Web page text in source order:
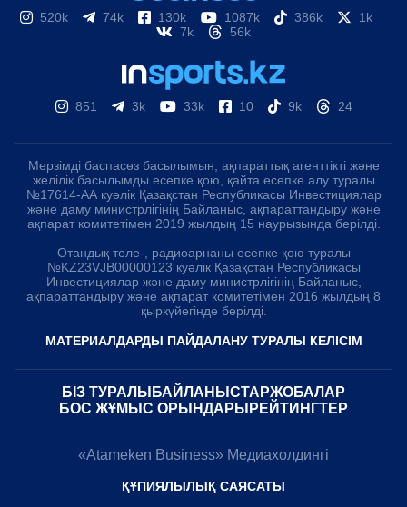
520k 74k 130k 1087k 386k
1k
7k
56k
851 3k 33k 10 9k 24
Мерзімді баспасөз басылымын, ақпараттық агенттікті және
желілік басылымды есепке қою, қайта есепке алу туралы
№17614-АА куәлік Қазақстан Республикасы Инвестициялар
және даму министрлігінің Байланыс, ақпараттандыру және
ақпарат комитетімен 2019 жылдың 15 наурызында берілді.
Отандық теле-, радиоарнаны есепке қою туралы
№KZ23VJB00000123 куәлік Қазақстан Республикасы
Инвестициялар және даму министрлігінің Байланыс,
ақпараттандыру және ақпарат комитетімен 2016 жылдың 8
қыркүйегінде берілді.
МАТЕРИАЛДАРДЫ ПАЙДАЛАНУ ТУРАЛЫ КЕЛІСІМ
БІЗ ТУРАЛЫ БАЙЛАНЫСТАРЖОБАЛАР
БОС ЖҰМЫС ОРЫНДАРЫ РЕЙТИНГТЕР
«Atameken Business» Медиахолдингі
ҚҰПИЯЛЫЛЫҚ САЯСАТЫ